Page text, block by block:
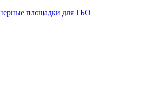
площадки для ТБО